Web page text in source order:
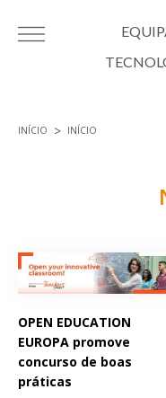
INÍCIO INÍCIO
OPEN EDUCATION
EUROPA promove
concurso de boas
práticas
Páginas